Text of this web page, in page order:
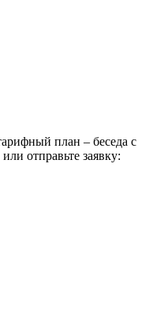
план – беседа с
отправьте заявку: